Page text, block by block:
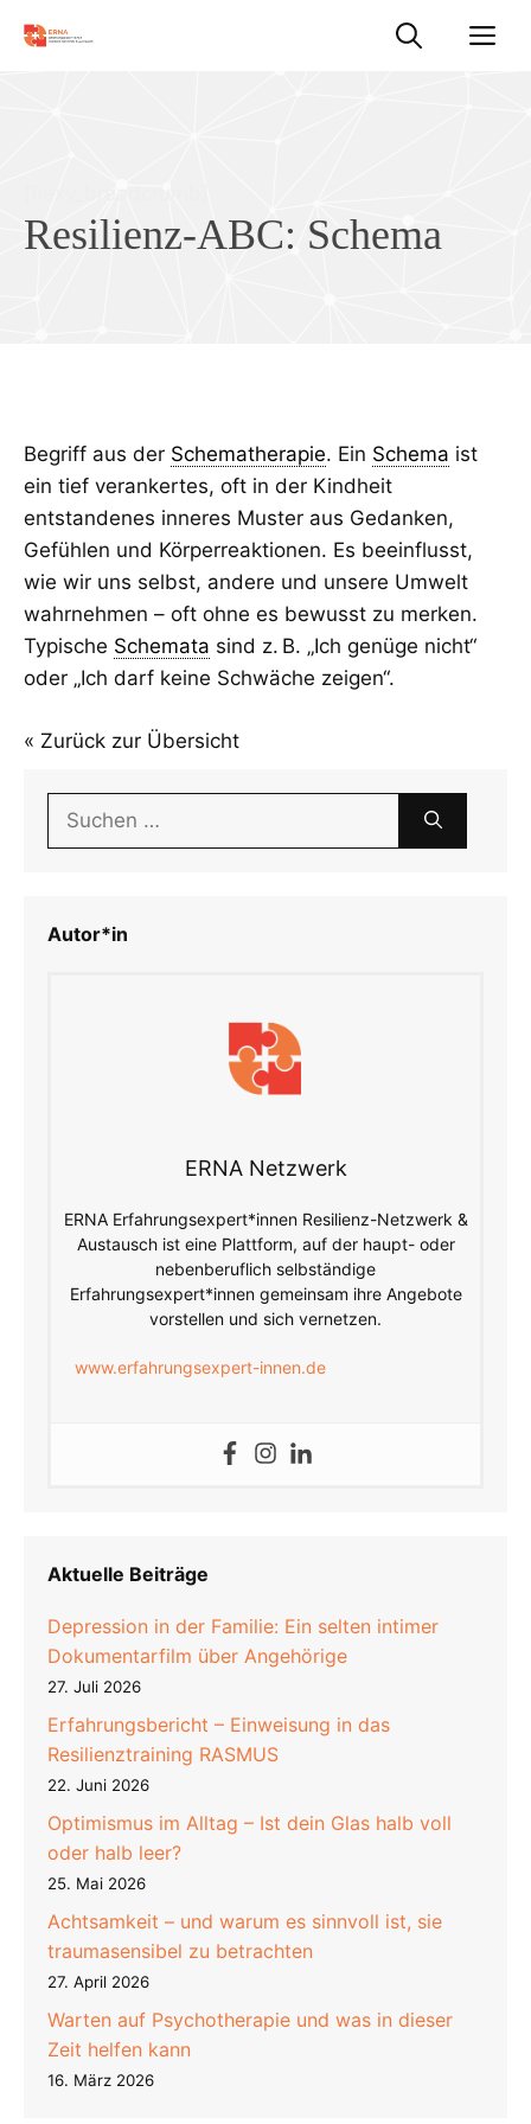
Inhalt
Resilienz-ABC: Schema
Begriff aus der Schematherapie. Ein Schema ist
ein tief verankertes, oft in der Kindheit
entstandenes inneres Muster aus Gedanken,
Gefühlen und Körperreaktionen. Es beeinflusst,
wie wir uns selbst, andere und unsere Umwelt
wahrnehmen – oft ohne es bewusst zu merken.
Typische Schemata sind z. B. „Ich genüge nicht“
oder „Ich darf keine Schwäche zeigen“.
« Zurück zur Übersicht
nach:
Autor*in
ERNA Netzwerk
ERNA Erfahrungsexpert*innen Resilienz-Netzwerk &
Austausch ist eine Plattform, auf der haupt- oder
nebenberuflich selbständige
Erfahrungsexpert*innen gemeinsam ihre Angebote
vorstellen und sich vernetzen.
www.erfahrungsexpert-innen.de
Aktuelle Beiträge
Depression in der Familie: Ein selten intimer
Dokumentarfilm über Angehörige
27. Juli 2026
Erfahrungsbericht – Einweisung in das
Resilienztraining RASMUS
22. Juni 2026
Optimismus im Alltag – Ist dein Glas halb voll
oder halb leer?
25. Mai 2026
Achtsamkeit – und warum es sinnvoll ist, sie
traumasensibel zu betrachten
27. April 2026
Warten auf Psychotherapie und was in dieser
Zeit helfen kann
16. März 2026